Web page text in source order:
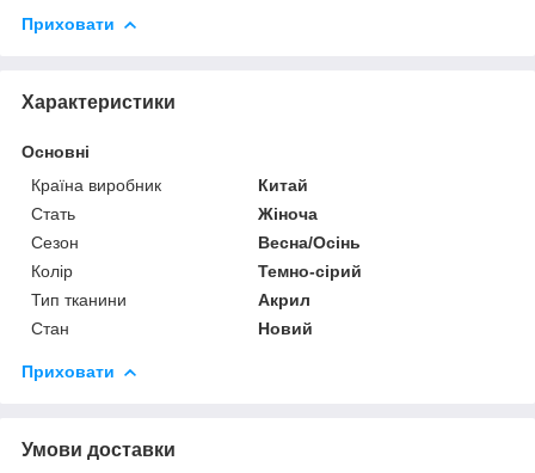
Приховати
Характеристики
Основні
Країна виробник
Китай
Стать
Жіноча
Сезон
Весна/Осінь
Колір
Темно-сірий
Тип тканини
Акрил
Стан
Новий
Приховати
Умови доставки